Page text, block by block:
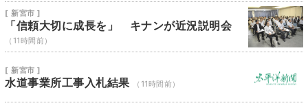
[ 新宮市 ]
「信頼大切に成長を」 キナンが近況説明会
（11時間前）
[ 新宮市 ]
水道事業所工事入札結果 （11時間前）